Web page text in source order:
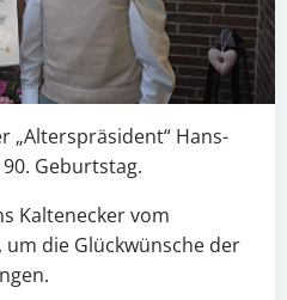
„Alterspräsident“ Hans-
Geburtstag.
Kaltenecker vom
die Glückwünsche der